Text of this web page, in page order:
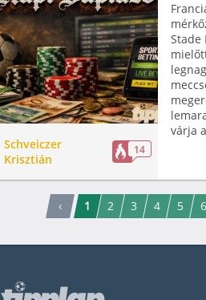
Schveiczer
Krisztián
14
Stade
várja
‹ 1 2 3 4 5 6